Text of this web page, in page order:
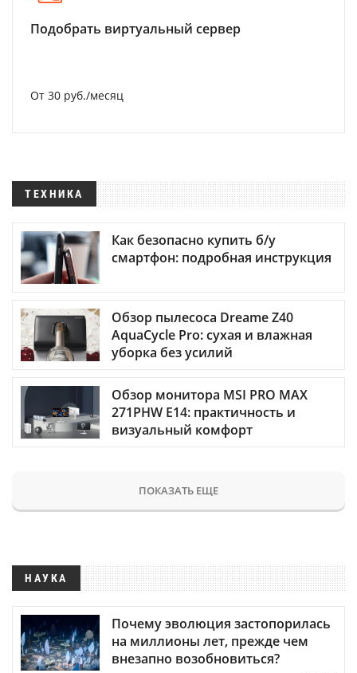
Подобрать виртуальный сервер
От 30 руб./месяц
ТЕХНИКА
Как безопасно купить б/у
смартфон: подробная инструкция
Обзор пылесоса Dreame Z40
AquaCycle Pro: сухая и влажная
уборка без усилий
Обзор монитора MSI PRO MAX
271PHW E14: практичность и
визуальный комфорт
ПОКАЗАТЬ ЕЩЕ
НАУКА
Почему эволюция застопорилась
на миллионы лет, прежде чем
внезапно возобновиться?